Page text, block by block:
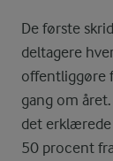
De første
deltagere
offentliggøre
gang om
det erklærede
50 procent